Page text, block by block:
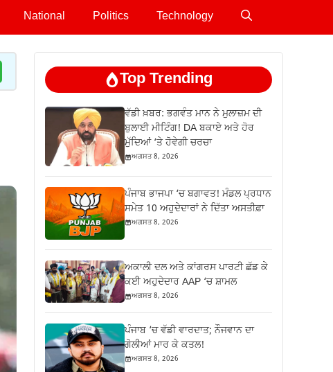
National Politics Technology
Top Trending
ਵੱਡੀ ਖ਼ਬਰ: ਭਗਵੰਤ ਮਾਨ ਨੇ ਮੁਲਾਜ਼ਮ ਦੀ
ਬੁਲਾਈ ਮੀਟਿੰਗ! DA ਬਕਾਏ ਅਤੇ ਹੋਰ
ਮੁੱਦਿਆਂ ‘ਤੇ ਹੋਵੇਗੀ ਚਰਚਾ
ਅਗਸਤ 8, 2026
ਪੰਜਾਬ ਭਾਜਪਾ ‘ਚ ਬਗਾਵਤ! ਮੰਡਲ ਪ੍ਰਧਾਨ
ਸਮੇਤ 10 ਅਹੁਦੇਦਾਰਾਂ ਨੇ ਦਿੱਤਾ ਅਸਤੀਫ਼ਾ
ਅਗਸਤ 8, 2026
ਅਕਾਲੀ ਦਲ ਅਤੇ ਕਾਂਗਰਸ ਪਾਰਟੀ ਛੱਡ ਕੇ
ਕਈ ਅਹੁਦੇਦਾਰ AAP ‘ਚ ਸ਼ਾਮਲ
ਅਗਸਤ 8, 2026
ਪੰਜਾਬ ‘ਚ ਵੱਡੀ ਵਾਰਦਾਤ; ਨੌਜਵਾਨ ਦਾ
ਗੋਲੀਆਂ ਮਾਰ ਕੇ ਕਤਲ!
ਅਗਸਤ 8, 2026